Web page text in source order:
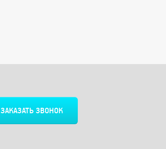
ЗАКАЗАТЬ ЗВОНОК